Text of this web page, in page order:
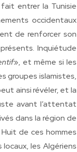
entrer la Tunisie
occidentaux
de renforcer son
Inquiétude
», et même si les
groupes islamistes,
ainsi révéler, et la
avant l’attentat
dans la région de
de ces hommes
les Algériens